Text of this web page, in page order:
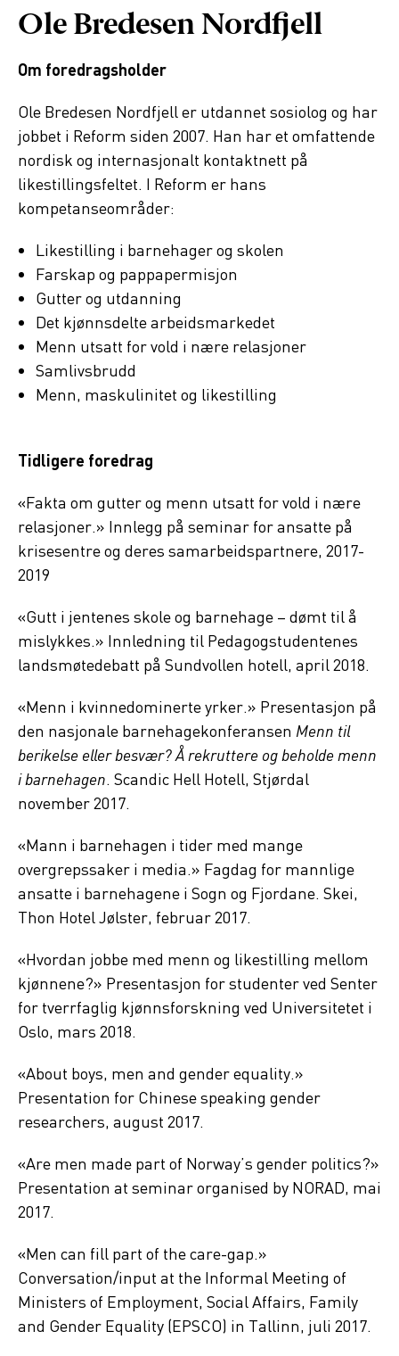
Ole Bredesen Nordfjell
Om foredragsholder
Ole Bredesen Nordfjell er utdannet sosiolog og har
jobbet i Reform siden 2007. Han har et omfattende
nordisk og internasjonalt kontaktnett på
likestillingsfeltet. I Reform er hans
kompetanseområder:
Likestilling i barnehager og skolen
Farskap og pappapermisjon
Gutter og utdanning
Det kjønnsdelte arbeidsmarkedet
Menn utsatt for vold i nære relasjoner
Samlivsbrudd
Menn, maskulinitet og likestilling
Tidligere foredrag
«Fakta om gutter og menn utsatt for vold i nære
relasjoner.» Innlegg på seminar for ansatte på
krisesentre og deres samarbeidspartnere, 2017-
2019
«Gutt i jentenes skole og barnehage – dømt til å
mislykkes.» Innledning til Pedagogstudentenes
landsmøtedebatt på Sundvollen hotell, april 2018.
«Menn i kvinnedominerte yrker.» Presentasjon på
den nasjonale barnehagekonferansen Menn til
berikelse eller besvær? Å rekruttere og beholde menn
i barnehagen. Scandic Hell Hotell, Stjørdal
november 2017.
«Mann i barnehagen i tider med mange
overgrepssaker i media.» Fagdag for mannlige
ansatte i barnehagene i Sogn og Fjordane. Skei,
Thon Hotel Jølster, februar 2017.
«Hvordan jobbe med menn og likestilling mellom
kjønnene?» Presentasjon for studenter ved Senter
for tverrfaglig kjønnsforskning ved Universitetet i
Oslo, mars 2018.
«About boys, men and gender equality.»
Presentation for Chinese speaking gender
researchers, august 2017.
«Are men made part of Norway’s gender politics?»
Presentation at seminar organised by NORAD, mai
2017.
«Men can fill part of the care-gap.»
Conversation/input at the Informal Meeting of
Ministers of Employment, Social Affairs, Family
and Gender Equality (EPSCO) in Tallinn, juli 2017.